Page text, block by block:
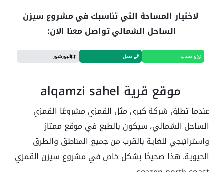
لاختيار المساحة التي تناسبك في مشروع سيزن
الساحل الشمالي تواصل معنا الان:
واتساب اتصل البورشور
موقع قرية alqamzi sahel
عندما تطلق شركة كبرى مثل القمزي مشروعًا القمزي
الساحل الشمالي، سيكون بالطبع في موقع ممتاز
واستراتيجي للغاية بالقرب من جميع المناطق والطرق
الحيوية. هذا صحيحًا بشكل خاص في مشروع سيزن القمزي